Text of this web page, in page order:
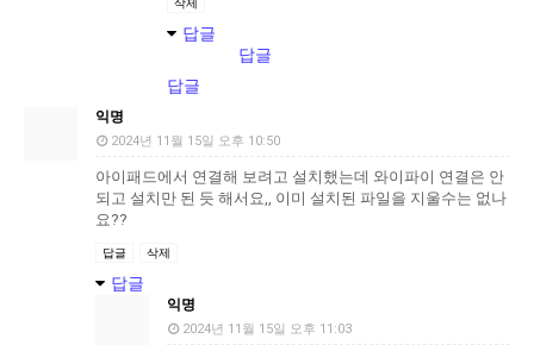
삭제
답글
답글
답글
익명
2024년 11월 15일 오후 10:50
아이패드에서 연결해 보려고 설치했는데 와이파이 연결은 안
되고 설치만 된 듯 해서요,, 이미 설치된 파일을 지울수는 없나
요??
답글 삭제
답글
익명
2024년 11월 15일 오후 11:03